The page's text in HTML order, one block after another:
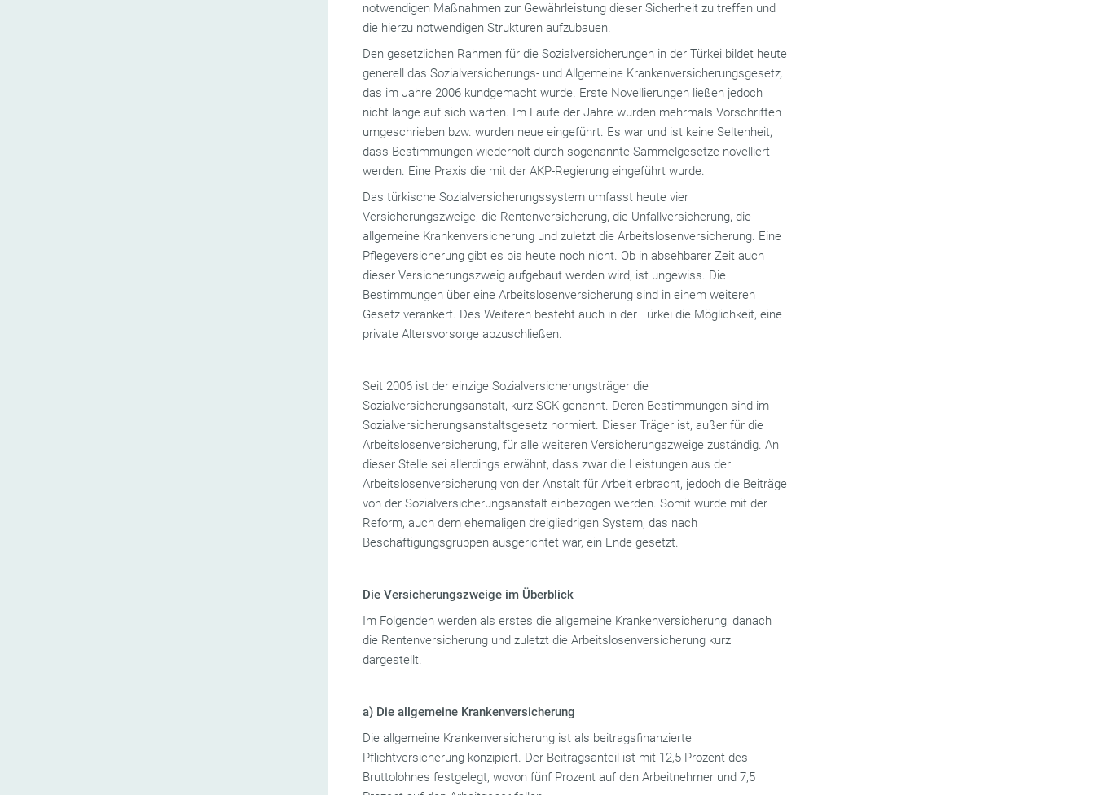
notwendigen Maßnahmen zur Gewährleistung dieser Sicherheit zu treffen und
die hierzu notwendigen Strukturen aufzubauen.
Den gesetzlichen Rahmen für die Sozialversicherungen in der Türkei bildet heute
generell das Sozialversicherungs- und Allgemeine Krankenversicherungsgesetz,
das im Jahre 2006 kundgemacht wurde. Erste Novellierungen ließen jedoch
nicht lange auf sich warten. Im Laufe der Jahre wurden mehrmals Vorschriften
umgeschrieben bzw. wurden neue eingeführt. Es war und ist keine Seltenheit,
dass Bestimmungen wiederholt durch sogenannte Sammelgesetze novelliert
werden. Eine Praxis die mit der AKP-Regierung eingeführt wurde.
Das türkische Sozialversicherungssystem umfasst heute vier
Versicherungszweige, die Rentenversicherung, die Unfallversicherung, die
allgemeine Krankenversicherung und zuletzt die Arbeitslosenversicherung. Eine
Pflegeversicherung gibt es bis heute noch nicht. Ob in absehbarer Zeit auch
dieser Versicherungszweig aufgebaut werden wird, ist ungewiss. Die
Bestimmungen über eine Arbeitslosenversicherung sind in einem weiteren
Gesetz verankert. Des Weiteren besteht auch in der Türkei die Möglichkeit, eine
private Altersvorsorge abzuschließen.
Seit 2006 ist der einzige Sozialversicherungsträger die
Sozialversicherungsanstalt, kurz SGK genannt. Deren Bestimmungen sind im
Sozialversicherungsanstaltsgesetz normiert. Dieser Träger ist, außer für die
Arbeitslosenversicherung, für alle weiteren Versicherungszweige zuständig. An
dieser Stelle sei allerdings erwähnt, dass zwar die Leistungen aus der
Arbeitslosenversicherung von der Anstalt für Arbeit erbracht, jedoch die Beiträge
von der Sozialversicherungsanstalt einbezogen werden. Somit wurde mit der
Reform, auch dem ehemaligen dreigliedrigen System, das nach
Beschäftigungsgruppen ausgerichtet war, ein Ende gesetzt.
Die Versicherungszweige im Überblick
Im Folgenden werden als erstes die allgemeine Krankenversicherung, danach
die Rentenversicherung und zuletzt die Arbeitslosenversicherung kurz
dargestellt.
a) Die allgemeine Krankenversicherung
Die allgemeine Krankenversicherung ist als beitragsfinanzierte
Pflichtversicherung konzipiert. Der Beitragsanteil ist mit 12,5 Prozent des
Bruttolohnes festgelegt, wovon fünf Prozent auf den Arbeitnehmer und 7,5